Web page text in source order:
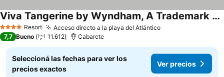
4 EstrellasResort Acceso directo a la playa del AtlánticoVer precios
Viva Tangerine by Wyndham, A Trademark All Inclusive
Ver precios
7,7 Bueno 11.612 Cabarete
Seleccioná las fechas para ver los
precios exactos
Ver precios